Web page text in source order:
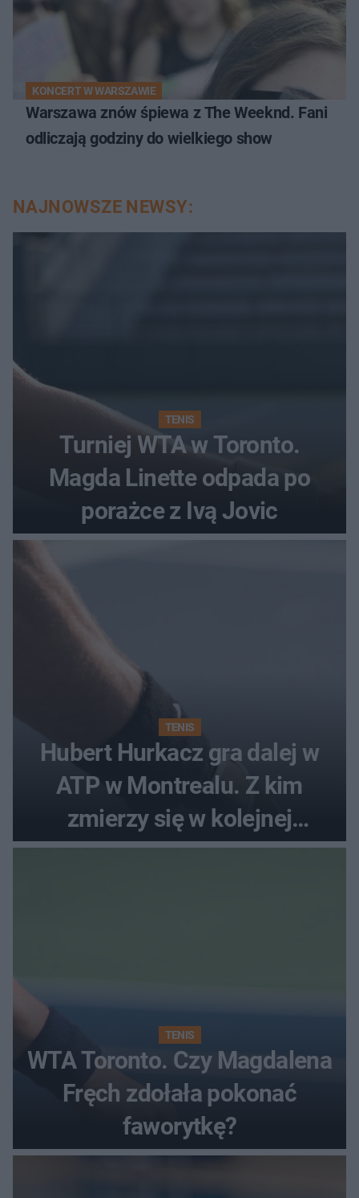
KONCERT W WARSZAWIE
Warszawa znów śpiewa z The Weeknd. Fani
odliczają godziny do wielkiego show
NAJNOWSZE NEWSY:
TENIS
Turniej WTA w Toronto.
Magda Linette odpada po
porażce z Ivą Jovic
TENIS
Hubert Hurkacz gra dalej w
ATP w Montrealu. Z kim
zmierzy się w kolejnej
rundzie?
TENIS
WTA Toronto. Czy Magdalena
Fręch zdołała pokonać
faworytkę?